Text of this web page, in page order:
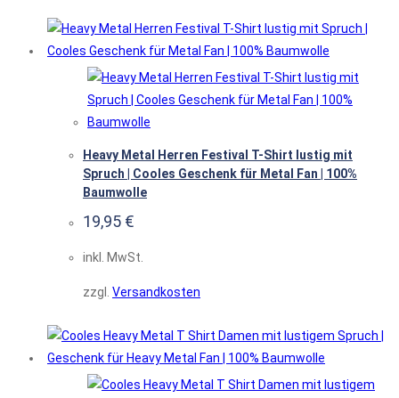
Heavy Metal Herren Festival T-Shirt lustig mit
Spruch | Cooles Geschenk für Metal Fan | 100%
Baumwolle
19,95 €
inkl. MwSt.
zzgl. Versandkosten